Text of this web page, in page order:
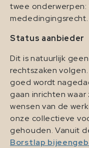
twee
mededingingsrecht.
Status aanbieder
Dit is natuurlijk
rechtszaken
goed wordt
gaan inrichten
wensen van de
onze collectieve
gehouden. Vanuit
Borstlap